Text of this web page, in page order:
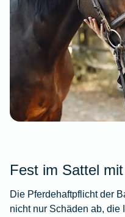
Fest im Sattel
Die Pferdehaftpflicht der
nicht nur Schäden ab, die